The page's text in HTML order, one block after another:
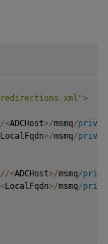
redirections.xml">
/<ADCHost>/msmq/
LocalFqdn>/msmq/
//<ADCHost>/msmq/
<LocalFqdn>/msmq/